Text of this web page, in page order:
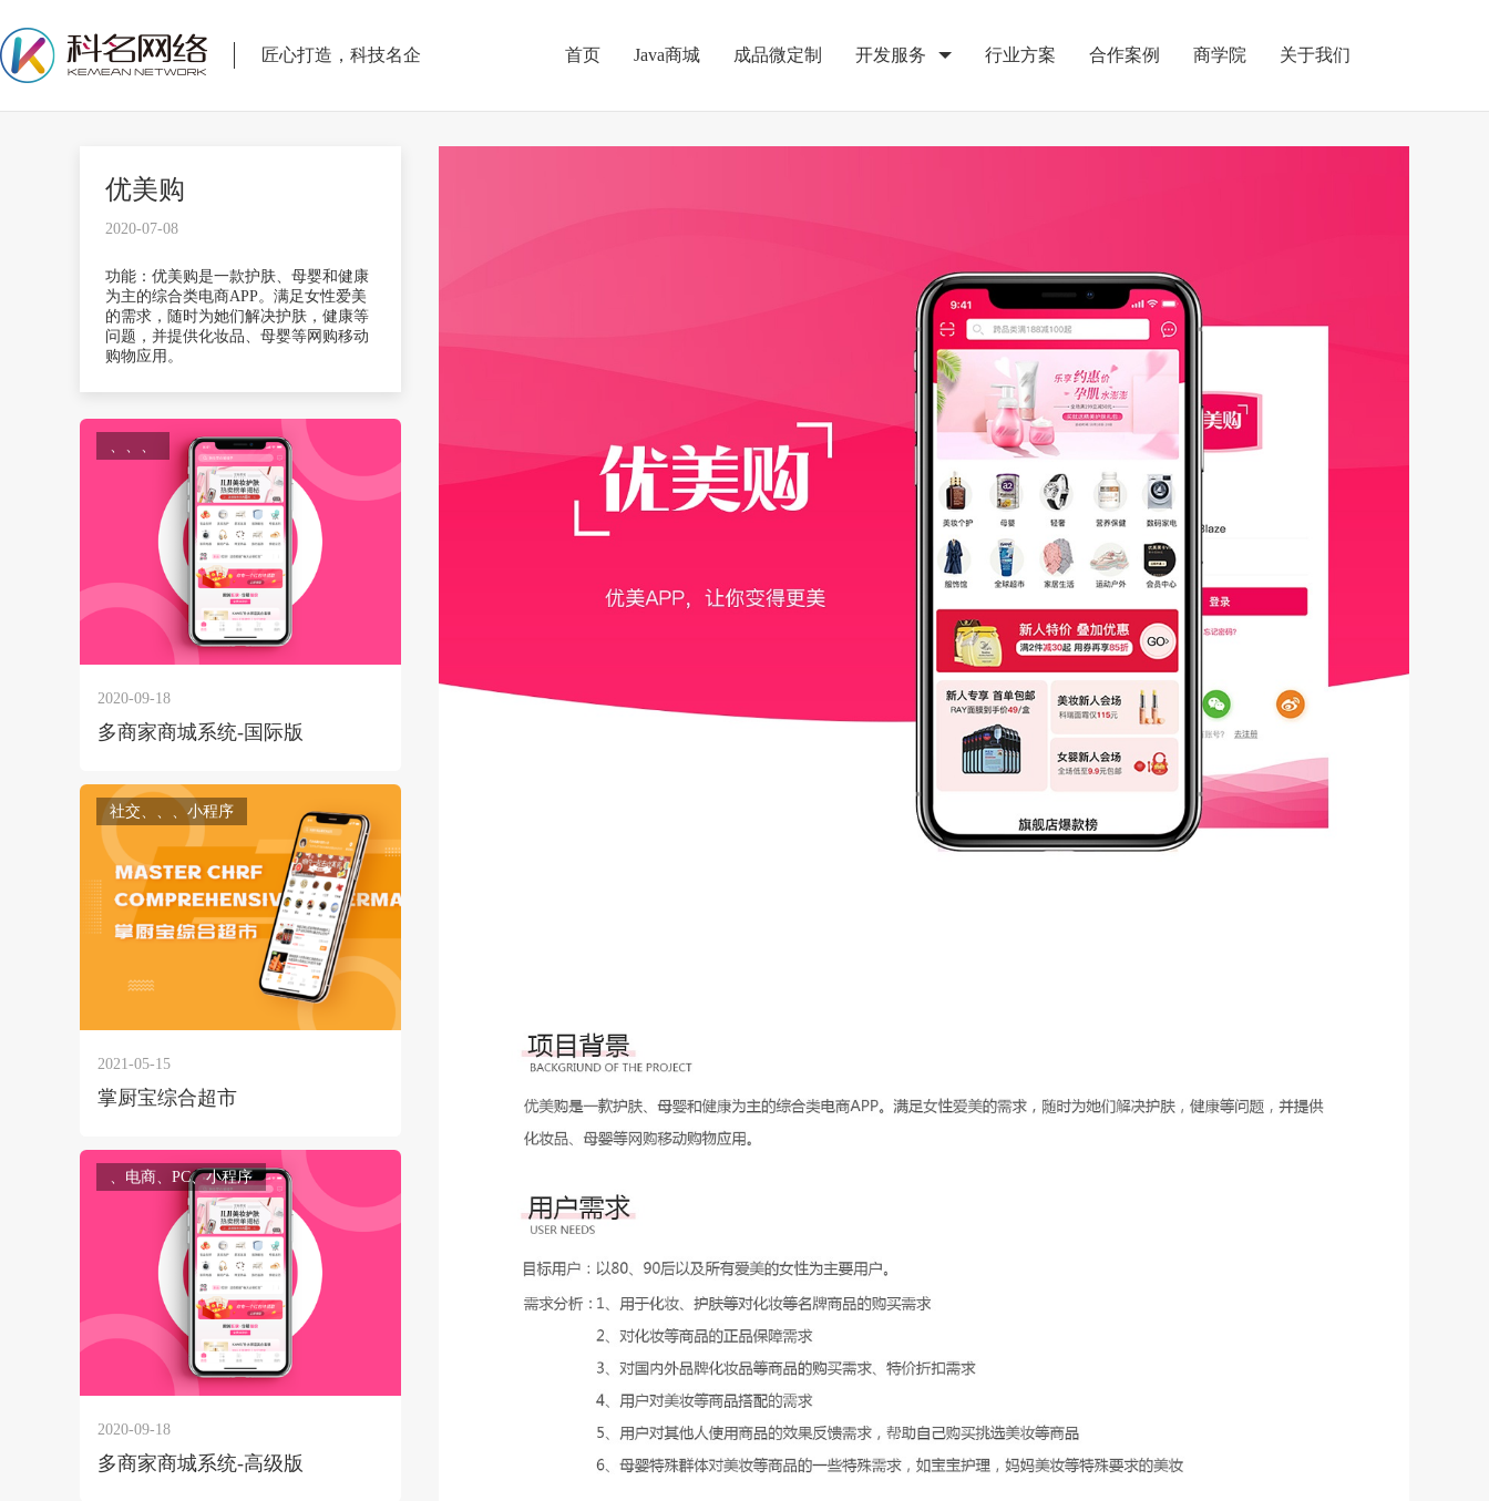
匠心打造，科技名企 首页 Java商城 成品微定制 开发服务 行业方案 合作案例 商学院 关于我们
优美购
2020-07-08
功能：优美购是一款护肤、母婴和健康
为主的综合类电商APP。满足女性爱美
的需求，随时为她们解决护肤，健康等
问题，并提供化妆品、母婴等网购移动
购物应用。
、、、
2020-09-18
多商家商城系统-国际版
社交、、、小程序
2021-05-15
掌厨宝综合超市
、电商、PC、小程序
2020-09-18
多商家商城系统-高级版
获得产品报价方案
1万个想法不如1次的方案落地
扫码添加[商务总监]沟通方案
扫码沟通